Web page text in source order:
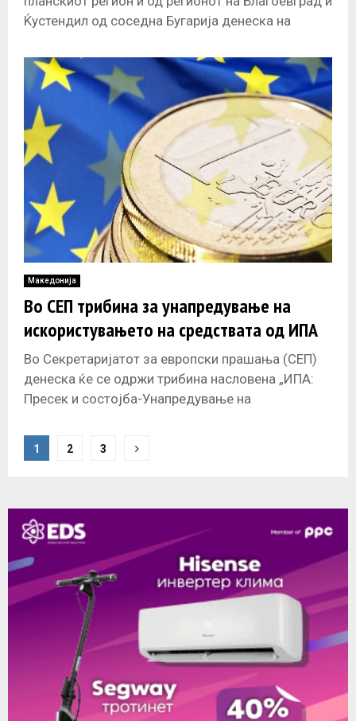
Ќустендил од соседна Бугарија денеска на
Македонија
Во СЕП трибина за унапредување на
искористувањето на средствата од ИПА
Во Секретаријатот за европски прашања (СЕП)
денеска ќе се одржи трибина насловена „ИПА:
Пресек и состојба-Унапредување на
учествуваат
s
t
s
n
a
v
1 2 3